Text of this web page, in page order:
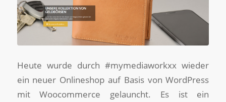
Heute wurde durch #mymediaworkxx wieder
ein neuer Onlineshop auf Basis von WordPress
mit Woocommerce gelauncht. Es ist ein